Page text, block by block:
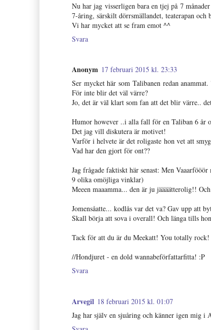
Nu har jag visserligen bara en tjej på 7
7-åring, särskilt dörrsmällandet, teaterapan och
Vi har mycket att se fram emot ^^
Svara
Anonym 17 februari 2015 kl. 23:33
Ser mycket här som Talibanen redan
För inte blir det väl värre?
Jo, det är väl klart som fan att det blir värre..
Humor however ..i alla fall för en Taliban 6 år
Det jag vill diskutera är motivet!
Varför i helvete är det roligaste hon vet att
Vad har den gjort för ont??
Jag frågade faktiskt här senast: Men
9 olika omöjliga vinklar)
Meeen maaamma... den är ju jäääätterolig!!
Jomensåatte... kodlås var det va? Gav upp att
Skall börja att sova i overall! Och länga tills
Tack för att du är du Meekatt! You totally
//Hondjuret - en dold wannabeförfattarfitta! :P
Svara
Arvegil 18 februari 2015 kl. 01:07
Jag har själv en sjuåring och känner igen mig i